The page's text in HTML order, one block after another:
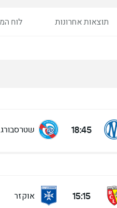
תוצאות אחרונות לוח
18:45 שטרסבורג
15:15 אוקזר